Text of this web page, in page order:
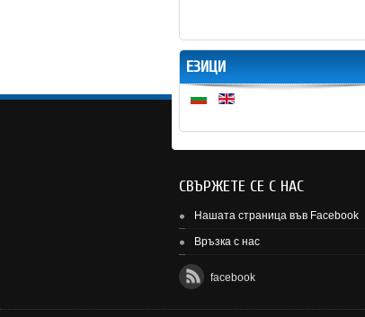
ЕЗИЦИ
СВЪРЖЕТЕ СЕ С НАС
Нашата страница във Facebook
Връзка с нас
facebook